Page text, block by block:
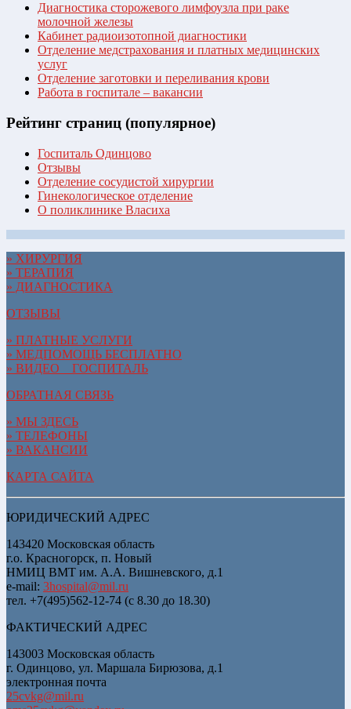
Диагностика сторожевого лимфоузла при раке
молочной железы
Кабинет радиоизотопной диагностики
Отделение медстрахования и платных медицинских
услуг
Отделение заготовки и переливания крови
Работа в госпитале – вакансии
Рейтинг страниц (популярное)
Госпиталь Одинцово
Отзывы
Отделение сосудистой хирургии
Гинекологическое отделение
О поликлинике Власиха
» ХИРУРГИЯ
» ТЕРАПИЯ
» ДИАГНОСТИКА
ОТЗЫВЫ
» ПЛАТНЫЕ УСЛУГИ
» МЕДПОМОЩЬ БЕСПЛАТНО
» ВИДЕО__ГОСПИТАЛЬ
ОБРАТНАЯ СВЯЗЬ
» МЫ ЗДЕСЬ
» ТЕЛЕФОНЫ
» ВАКАНСИИ
КАРТА САЙТА
ЮРИДИЧЕСКИЙ АДРЕС
143420 Московская область
г.о. Красногорск, п. Новый
НМИЦ ВМТ им. А.А. Вишневского, д.1
e-mail: 3hospital@mil.ru
тел. +7(495)562-12-74 (с 8.30 до 18.30)
ФАКТИЧЕСКИЙ АДРЕС
143003 Московская область
г. Одинцово, ул. Маршала Бирюзова, д.1
электронная почта
25cvkg@mil.ru